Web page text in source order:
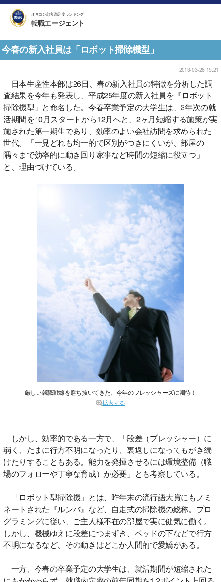
オリコン顧客満足度ランキング
転職エージェント
今春の新入社員は「ロボット掃除機型」
2013-03-26 15:21
日本生産性本部は26日、春の新入社員の特徴を分析した調
査結果を今年も発表し、平成25年度の新入社員を『ロボット
掃除機型』と命名した。今春卒業予定の大学生は、3年次の就
活期間を10月スタートから12月へと、2ヶ月短縮する施策が実
施された第一期生であり、効率のよい会社訪問を求められた
世代。「一見どれも均一的で区別がつきにくいが、部屋の
隅々まで効率的に動き回り家事など時間の短縮に役立つ」
と、理由づけている。
厳しい就職戦線を勝ち抜いてきた、今年のフレッシャーズに期待！
拡大する
しかし、効率的である一方で、「段差（プレッシャー）に
弱く、たまに行方不明になったり、裏返しになってもがき続
けたりすることもある。能力を発揮させるには環境整備（職
場のフォローや丁寧な育成）が必要」とも考察している。
「ロボット型掃除機」とは、昨年末の流行語大賞にもノミ
ネートされた『ルンバ』など、自走式の掃除機の総称。プロ
グラミングに従い、ご主人様不在の部屋で実に健気に働く。
しかし、機械ゆえに段差につまずき、ベッドの下などで行方
不明になるなど、その動きはどこか人間的で愛嬌がある。
一方、今春の卒業予定の大学生は、就活期間が短縮された